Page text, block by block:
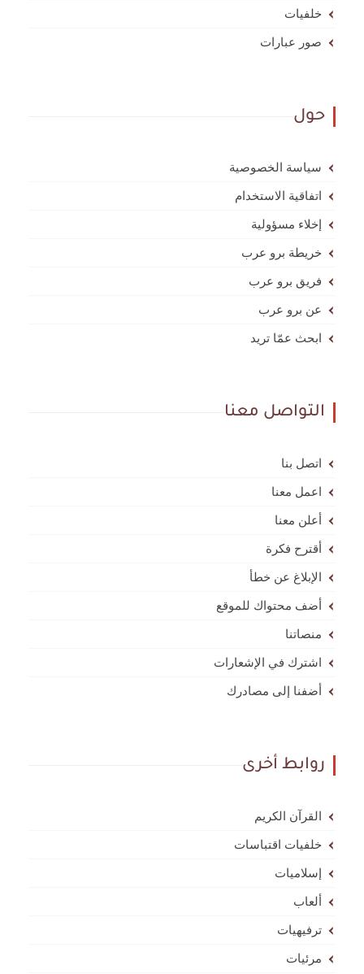
خلفيات
صور عبارات
حول
سياسة الخصوصية
اتفاقية الاستخدام
إخلاء مسؤولية
خريطة برو عرب
فريق برو عرب
عن برو عرب
ابحث عمّا تريد
التواصل معنا
اتصل بنا
اعمل معنا
أعلن معنا
أقترح فكرة
الإبلاغ عن خطأ
أضف محتواك للموقع
منصاتنا
اشترك في الإشعارات
أضفنا إلى مصادرك
روابط أخرى
القرآن الكريم
خلفيات اقتباسات
إسلاميات
ألعاب
ترفيهيات
مرئيات